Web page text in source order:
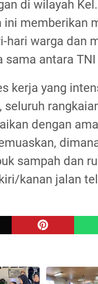
di wilayah
ini memberikan
hari warga dan
sama antara
kerja yang
dengan
sampah dan
kanan jalan